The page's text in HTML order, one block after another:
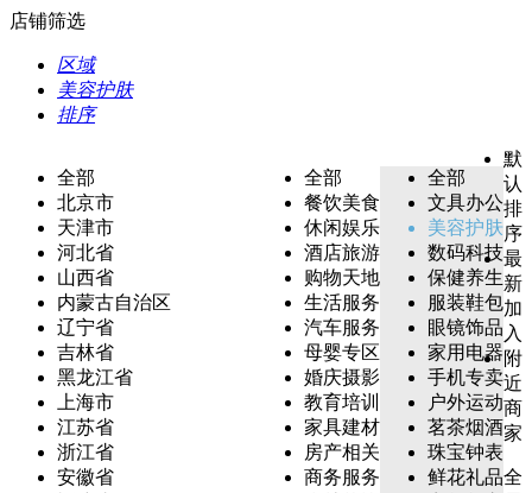
店铺筛选
区域
美容护肤
排序
全部
北京市
天津市
河北省
山西省
内蒙古自治区
辽宁省
吉林省
黑龙江省
上海市
江苏省
浙江省
安徽省
全部
餐饮美食
休闲娱乐
酒店旅游
购物天地
生活服务
汽车服务
母婴专区
婚庆摄影
教育培训
家具建材
房产相关
商务服务
全部
文具办公
美容护肤
数码科技
保健养生
服装鞋包
眼镜饰品
家用电器
手机专卖
户外运动
茗茶烟酒
珠宝钟表
鲜花礼品
默
认
排
序
最
新
加
入
附
近
商
家
全